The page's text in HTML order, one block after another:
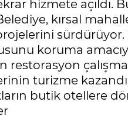
hizmete açıldı.
kırsal
sürdürüyor.
koruma
turizme
butik otellere